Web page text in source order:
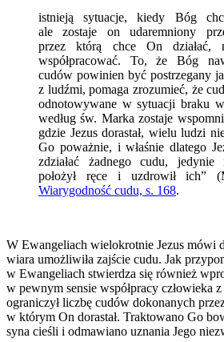
istnieją sytuacje, kiedy Bóg
ale zostaje on udaremniony
przez którą chce On
współpracować. To, że Bóg
cudów powinien być postrzegany
z ludźmi, pomaga zrozumieć, że
odnotowywane w sytuacji braku
według św. Marka zostaje
gdzie Jezus dorastał, wielu ludzi
Go poważnie, i właśnie dlatego
zdziałać żadnego cudu,
położył ręce i uzdrowił ich”
Wiarygodność cudu, s. 168.
W Ewangeliach wielokrotnie Jezus mówi
wiara umożliwiła zajście cudu. Jak
w Ewangeliach stwierdza się również
w pewnym sensie współpracy człowieka
ograniczył liczbę cudów dokonanych
w którym On dorastał. Traktowano Go
syna cieśli i odmawiano uznania Jego